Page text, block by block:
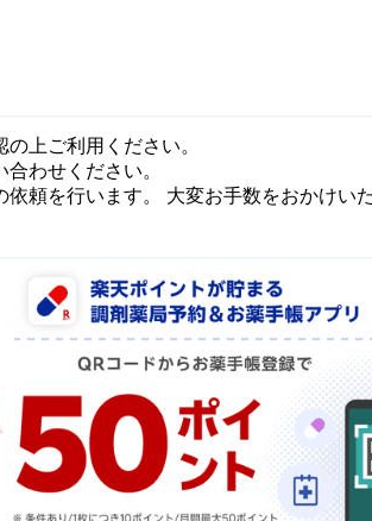
上ご利用ください。
わせください。
頼を行います。 大変お手数をおかけい